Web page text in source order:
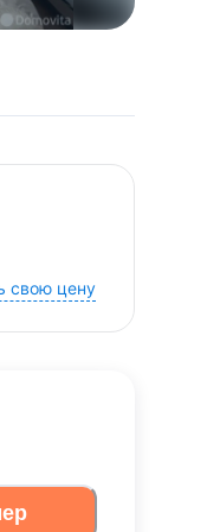
свою цену